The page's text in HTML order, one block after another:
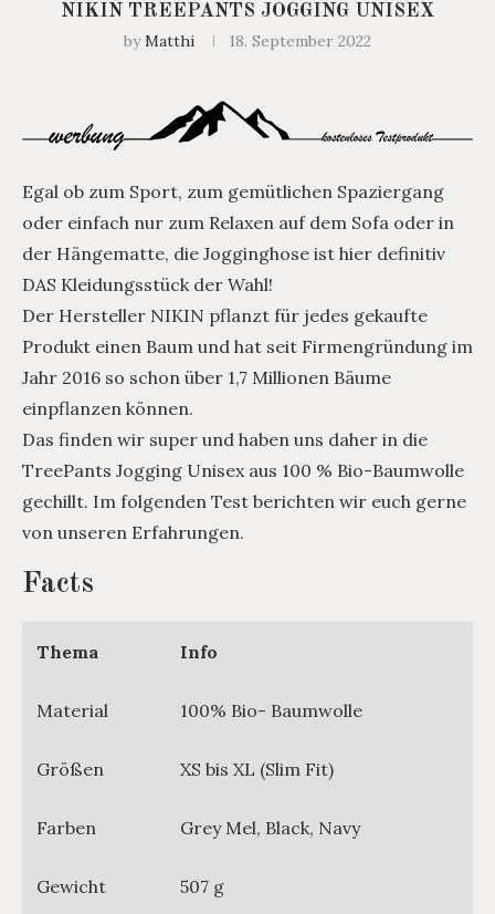
NIKIN TREEPANTS JOGGING UNISEX
byMatthi 18. September 2022
Egal ob zum Sport, zum gemütlichen Spaziergang
oder einfach nur zum Relaxen auf dem Sofa oder in
der Hängematte, die Jogginghose ist hier definitiv
DAS Kleidungsstück der Wahl!
Der Hersteller NIKIN pflanzt für jedes gekaufte
Produkt einen Baum und hat seit Firmengründung im
Jahr 2016 so schon über 1,7 Millionen Bäume
einpflanzen können.
Das finden wir super und haben uns daher in die
TreePants Jogging Unisex aus 100 % Bio-Baumwolle
gechillt. Im folgenden Test berichten wir euch gerne
von unseren Erfahrungen.
Facts
Thema Info
Material 100% Bio- Baumwolle
Größen XS bis XL (Slim Fit)
Farben Grey Mel, Black, Navy
Gewicht 507 g